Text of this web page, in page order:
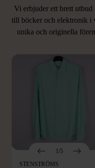
Vi erbjuder ett brett
till böcker och elektronik i
unika och originella
Hitta produkter
1/5
STENSTRÖMS